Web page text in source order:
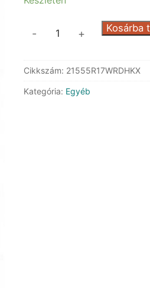
Firestone
mennyiség
- + Kosárba
Cikkszám: 21555R17WRDHKX
Kategória: Egyéb